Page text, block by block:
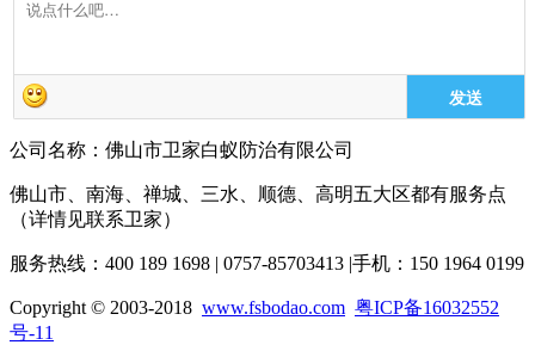
发送
公司名称：佛山市卫家白蚁防治有限公司
佛山市、南海、禅城、三水、顺德、高明五大区都有服务点
（详情见联系卫家）
服务热线：400 189 1698 | 0757-85703413 |手机：150 1964 0199
Copyright © 2003-2018 www.fsbodao.com 粤ICP备16032552
号-11